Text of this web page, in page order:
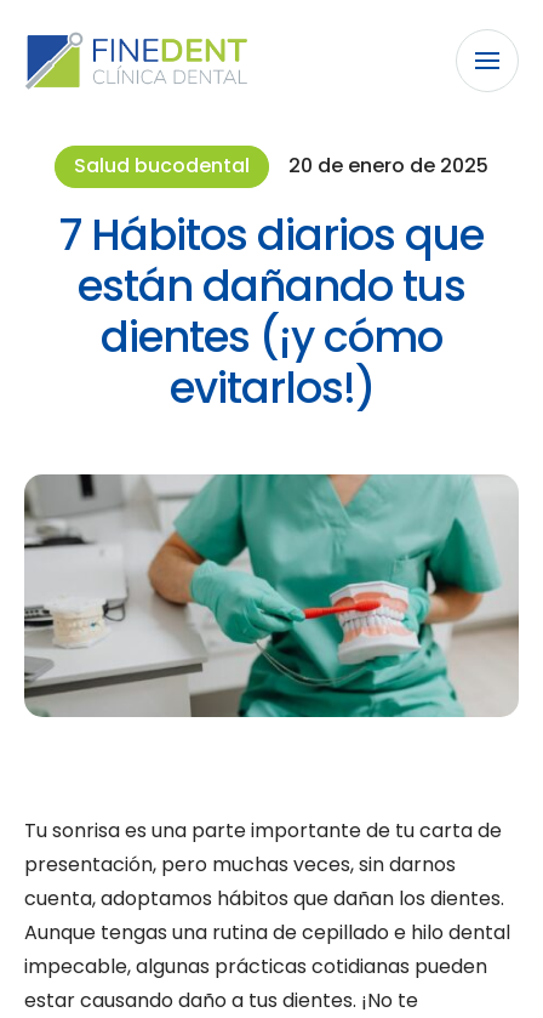
Salud bucodental 20 de enero de 2025
7 Hábitos diarios que
están dañando tus
dientes (¡y cómo
evitarlos!)
Tu sonrisa es una parte importante de tu carta de
presentación, pero muchas veces, sin darnos
cuenta, adoptamos hábitos que dañan los dientes.
Aunque tengas una rutina de cepillado e hilo dental
impecable, algunas prácticas cotidianas pueden
estar causando daño a tus dientes. ¡No te